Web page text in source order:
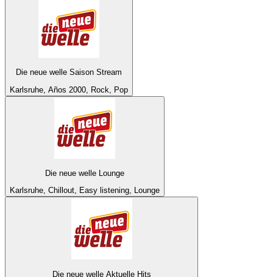
Die neue welle Saison Stream
Karlsruhe, Años 2000, Rock, Pop
Die neue welle Lounge
Karlsruhe, Chillout, Easy listening, Lounge
Die neue welle Aktuelle Hits